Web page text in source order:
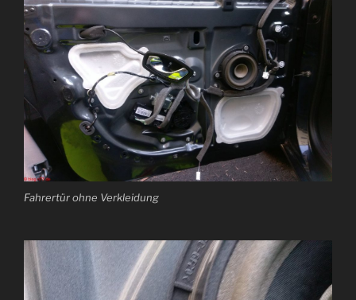
Fahrertür ohne Verkleidung